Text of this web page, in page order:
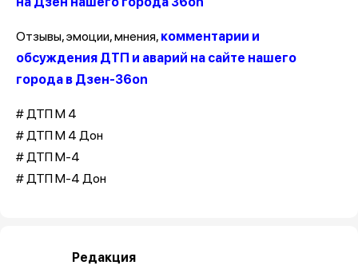
Отзывы, эмоции, мнения, комментарии и
обсуждения ДТП и аварий на сайте нашего
города в Дзен-36on
# ДТП М 4
# ДТП М 4 Дон
# ДТП М-4
# ДТП М-4 Дон
Редакция